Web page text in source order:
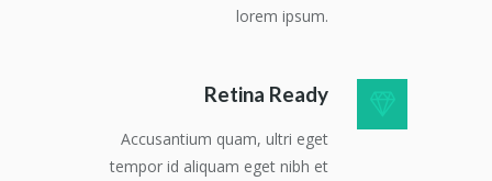
lorem ipsum.
Retina Ready
Accusantium quam, ultri eget
tempor id aliquam eget nibh et